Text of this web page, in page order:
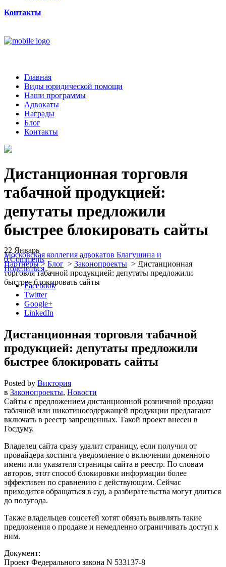
Контакты
Главная
Виды юридической помощи
Наши программы
Адвокаты
Награды
Блог
Контакты
Дистанционная торговля
табачной продукцией:
депутаты предложили
быстрее блокировать сайты
Московская коллегия адвокатов Благушина и
Партнеры> Блог > Законопроекты > Дистанционная
торговля табачной продукцией: депутаты предложили
быстрее блокировать сайты
22 Январь
0 Comments
Поделиться
Facebook
Twitter
Google+
LinkedIn
Дистанционная торговля табачной
продукцией: депутаты предложили
быстрее блокировать сайты
Posted by Виктория
в Законопроекты, Новости
Сайты с предложением дистанционной розничной продажи
табачной или никотиносодержащей продукции предлагают
включать в реестр запрещенных. Такой проект внесен в
Госдуму.
Владелец сайта сразу удалит страницу, если получил от
провайдера хостинга уведомление о включении доменного
имени или указателя страницы сайта в реестр. По словам
авторов, этот способ блокировки информации более
эффективен по сравнению с действующим. Сейчас
приходится обращаться в суд, а разбирательства могут длиться
до полугода.
Также владельцев соцсетей хотят обязать выявлять такие
предложения о продаже и немедленно ограничивать доступ к
ним.
Документ:
Проект Федерального закона N 533137-8